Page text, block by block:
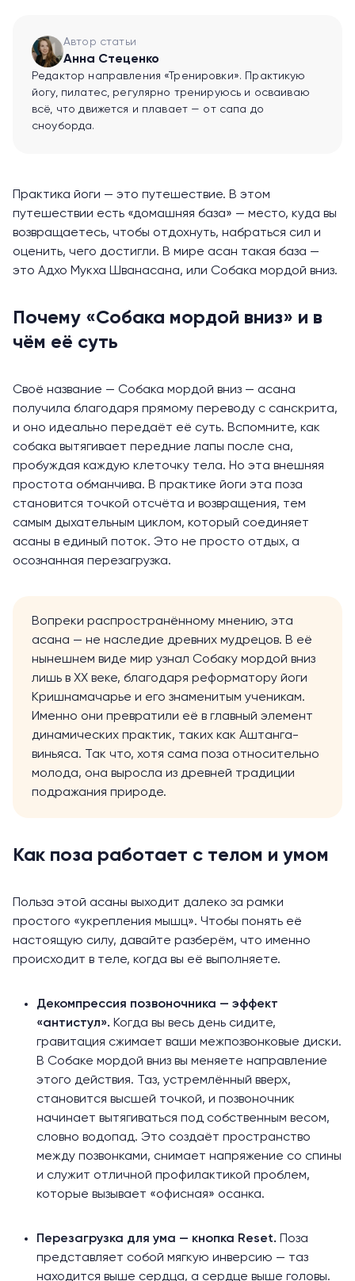
Автор статьи
Анна Стеценко
Редактор направления «Тренировки». Практикую
йогу, пилатес, регулярно тренируюсь и осваиваю
всё, что движется и плавает — от сапа до
сноуборда.
Практика йоги — это путешествие. В этом
путешествии есть «домашняя база» — место, куда вы
возвращаетесь, чтобы отдохнуть, набраться сил и
оценить, чего достигли. В мире асан такая база —
это Адхо Мукха Шванасана, или Собака мордой вниз.
Почему «Собака мордой вниз» и в
чём её суть
Своё название — Собака мордой вниз — асана
получила благодаря прямому переводу с санскрита,
и оно идеально передаёт её суть. Вспомните, как
собака вытягивает передние лапы после сна,
пробуждая каждую клеточку тела. Но эта внешняя
простота обманчива. В практике йоги эта поза
становится точкой отсчёта и возвращения, тем
самым дыхательным циклом, который соединяет
асаны в единый поток. Это не просто отдых, а
осознанная перезагрузка.
Вопреки распространённому мнению, эта
асана — не наследие древних мудрецов. В её
нынешнем виде мир узнал Собаку мордой вниз
лишь в XX веке, благодаря реформатору йоги
Кришнамачарье и его знаменитым ученикам.
Именно они превратили её в главный элемент
динамических практик, таких как Аштанга-
виньяса. Так что, хотя сама поза относительно
молода, она выросла из древней традиции
подражания природе.
Как поза работает с телом и умом
Польза этой асаны выходит далеко за рамки
простого «укрепления мышц». Чтобы понять её
настоящую силу, давайте разберём, что именно
происходит в теле, когда вы её выполняете.
Декомпрессия позвоночника — эффект
«антистул». Когда вы весь день сидите,
гравитация сжимает ваши межпозвонковые диски.
В Собаке мордой вниз вы меняете направление
этого действия. Таз, устремлённый вверх,
становится высшей точкой, и позвоночник
начинает вытягиваться под собственным весом,
словно водопад. Это создаёт пространство
между позвонками, снимает напряжение со спины
и служит отличной профилактикой проблем,
которые вызывает «офисная» осанка.
Перезагрузка для ума — кнопка Reset.
Поза
представляет собой мягкую инверсию — таз
находится выше сердца, а сердце выше головы.